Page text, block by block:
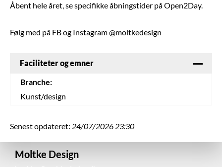
Åbent hele året, se specifikke åbningstider på Open2Day.
Følg med på FB og Instagram @moltkedesign
Faciliteter og emner
Branche:
Kunst/design
Senest opdateret: 24/07/2026 23:30
Moltke Design